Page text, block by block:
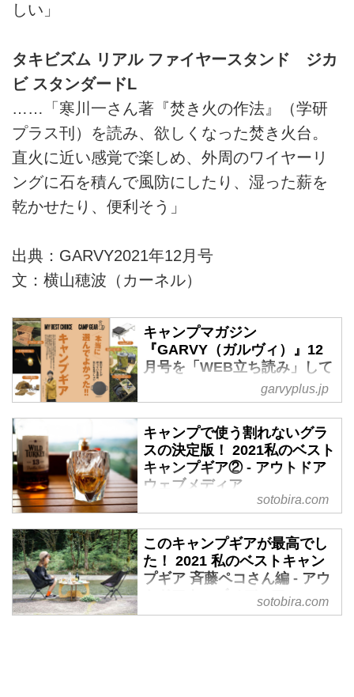
しい」
タキビズム リアル ファイヤースタンド ジカ
ビ スタンダードL
……「寒川一さん著『焚き火の作法』（学研
プラス刊）を読み、欲しくなった焚き火台。
直火に近い感覚で楽しめ、外周のワイヤーリ
ングに石を積んで風防にしたり、湿った薪を
乾かせたり、便利そう」
出典：GARVY2021年12月号
文：横山穂波（カーネル）
キャンプマガジン
『GARVY（ガルヴィ）』12
月号を「WEB立ち読み」して
年から毎年発行している「首都圏
から行くオートキャンプ場ガイ
ド」「関西・名古屋から行くオー
トキャンプ場ガイド」。その誌面
に掲載されているキャンプ場情報
「キャンプ場予約＆検索サイト」
garvyplus.jp
キャンプで使う割れないグラ
スの決定版！ 2021私のベスト
キャンプギア② - アウトドア
ウェブメディア
【概要】2021年に使って大満足
したキャンプギアを、こだわり派
のキャンプ業界人に教えてもらう
企画。今回はアウトドア関連の執
筆やイベントプロデュースを手掛
ける、赤ワインさんによる厳選3
sotobira.com
このキャンプギアが最高でし
た！ 2021 私のベストキャン
プギア 斉藤ペコさん編 - アウ
トドアウェブメディア
「SOTOBIRA」
sotobira.com